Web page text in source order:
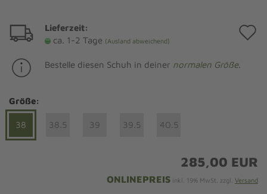
Lieferzeit:
ca. 1-2 Tage (Ausland abweichend)
Bestelle diesen Schuh in deiner normalen Größe.
Größe:
38 38.5 39 39.5 40.5
285,00 EUR
ONLINEPREIS inkl. 19% MwSt. zzgl. Versand